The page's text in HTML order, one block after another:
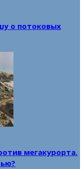
о потоковых
мегакурорта.